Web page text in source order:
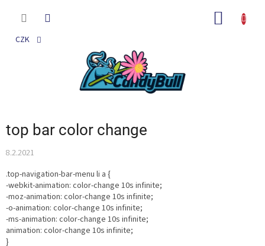
CZK
top bar color change
8.2.2021
.top-navigation-bar-menu li a {
-webkit-animation: color-change 10s infinite;
-moz-animation: color-change 10s infinite;
-o-animation: color-change 10s infinite;
-ms-animation: color-change 10s infinite;
animation: color-change 10s infinite;
}